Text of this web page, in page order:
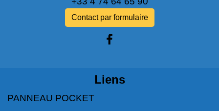
Contact par formulaire
Liens
PANNEAU POCKET